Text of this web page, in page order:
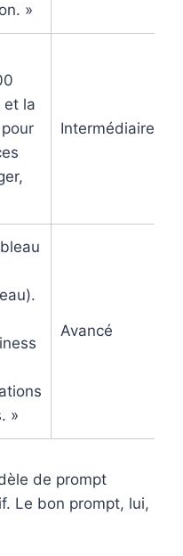
»
et la
Intermédiaire
»
Avancé
de prompt
Le bon prompt, lui,